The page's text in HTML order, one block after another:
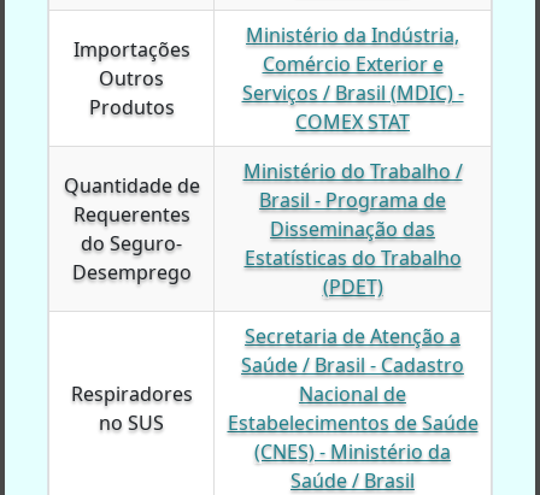
Importações
Outros
Produtos
Ministério da Indústria,
Comércio Exterior e
Serviços / Brasil (MDIC) -
COMEX STAT
Quantidade de
Requerentes
do Seguro-
Desemprego
Ministério do Trabalho /
Brasil - Programa de
Disseminação das
Estatísticas do Trabalho
(PDET)
Respiradores
no SUS
Secretaria de Atenção a
Saúde / Brasil - Cadastro
Nacional de
Estabelecimentos de Saúde
(CNES) - Ministério da
Saúde / Brasil
Importações
Outros
Produtos
Quantidade de
Requerentes
do Seguro-
Desemprego
Respiradores
no SUS